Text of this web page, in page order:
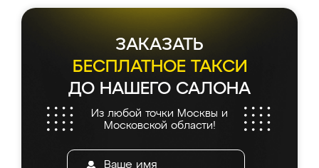
ЗАКАЗАТЬ
БЕСПЛАТНОЕ ТАКСИ
ДО НАШЕГО САЛОНА
Из любой точки Москвы и
Московской области!